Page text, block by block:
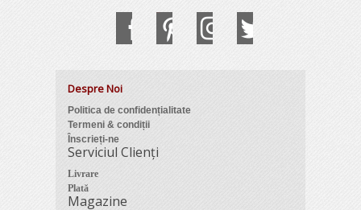
Despre Noi
Politica de confidențialitate
Termeni & condiții
Înscrieți-ne
Serviciul Clienți
Livrare
Plată
Magazine